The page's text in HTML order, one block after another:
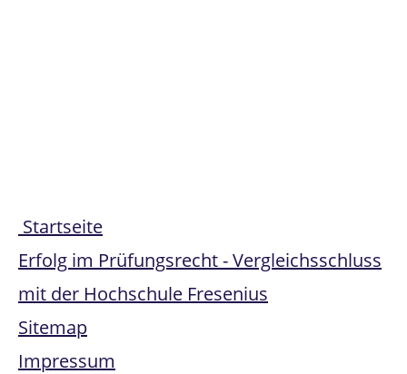
Startseite
Erfolg im Prüfungsrecht - Vergleichsschluss
mit der Hochschule Fresenius
Sitemap
Impressum